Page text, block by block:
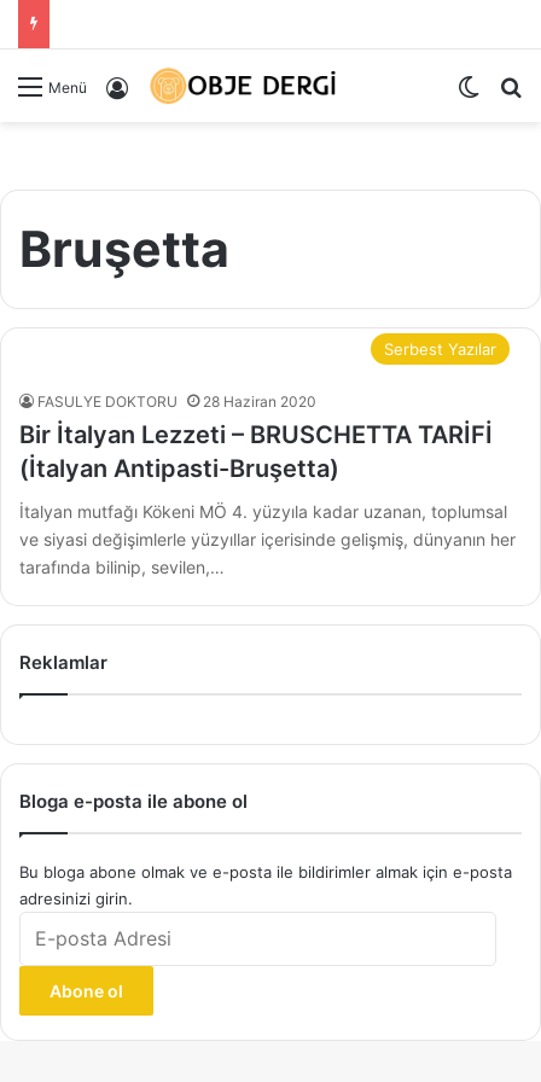
Menü Kayıt Ol Dış
Bruşetta
Serbest Yazılar
FASULYE DOKTORU 28 Haziran 2020
Bir İtalyan Lezzeti – BRUSCHETTA TARİFİ
(İtalyan Antipasti-Bruşetta)
İtalyan mutfağı Kökeni MÖ 4. yüzyıla kadar uzanan, toplumsal
ve siyasi değişimlerle yüzyıllar içerisinde gelişmiş, dünyanın her
tarafında bilinip, sevilen,…
Reklamlar
Bloga e-posta ile abone ol
Bu bloga abone olmak ve e-posta ile bildirimler almak için e-posta
adresinizi girin.
posta
Abone ol